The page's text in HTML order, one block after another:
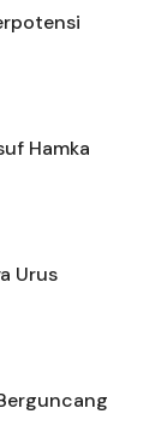
Hamka
Urus